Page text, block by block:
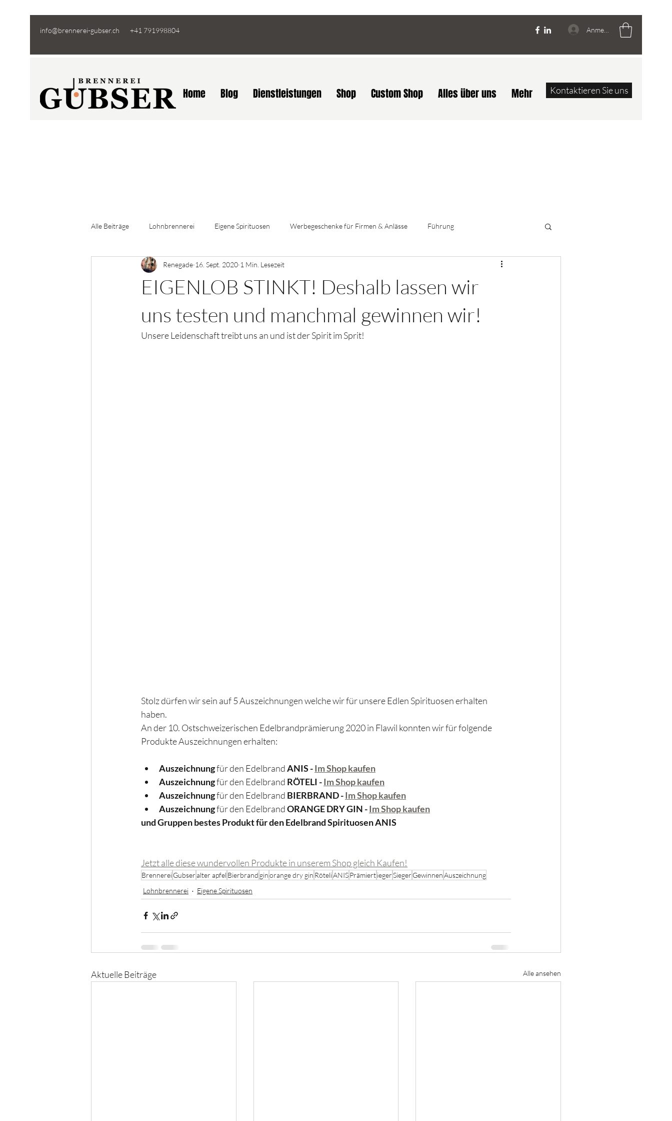
info@brennerei-gubser.ch +41 791998804 Anmelden
Home Blog Dienstleistungen Shop Custom Shop Alles über uns Mehr Kontaktieren Sie uns
Alle Beiträge Lohnbrennerei Eigene Spirituosen Werbegeschenke für Firmen & Anlässe Führung
EIGENLOB STINKT! Deshalb lassen wir
uns testen und manchmal gewinnen wir!
Renegade 16. Sept. 2020 1 Min. Lesezeit
Unsere Leidenschaft treibt uns an und ist der Spirit im Sprit!
Stolz dürfen wir sein auf 5 Auszeichnungen welche wir für unsere Edlen Spirituosen erhalten
haben.
An der 10. Ostschweizerischen Edelbrandprämierung 2020 in Flawil konnten wir für folgende
Produkte Auszeichnungen erhalten:
Auszeichnung für den Edelbrand ANIS - Im Shop kaufen
Auszeichnung für den Edelbrand RÖTELI - Im Shop kaufen
Auszeichnung für den Edelbrand BIERBRAND - Im Shop kaufen
Auszeichnung für den Edelbrand ORANGE DRY GIN - Im Shop kaufen
und Gruppen bestes Produkt für den Edelbrand Spirituosen ANIS
Jetzt alle diese wundervollen Produkte in unserem Shop gleich Kaufen!
BrennereiGubseralter apfel Bierbrand ginorange dry gin RöteliANISPrämiertiegerSieger GewinnenAuszeichnung
Lohnbrennerei
Eigene Spirituosen
Aktuelle Beiträge Alle ansehen